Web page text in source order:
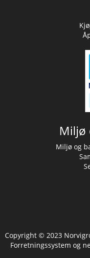
Miljø og
Copyright © 2023
Forretningssystem og